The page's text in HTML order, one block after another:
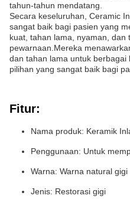
tahun-tahun mendatang.
Secara keseluruhan, Ceramic
sangat baik bagi pasien yang
kuat, tahan lama, nyaman, dan
pewarnaan.Mereka
dan tahan lama untuk
pilihan yang sangat baik bagi
Fitur:
Nama produk: Keramik
Penggunaan: Untuk
Warna: Warna natural gigi
Jenis: Restorasi gigi